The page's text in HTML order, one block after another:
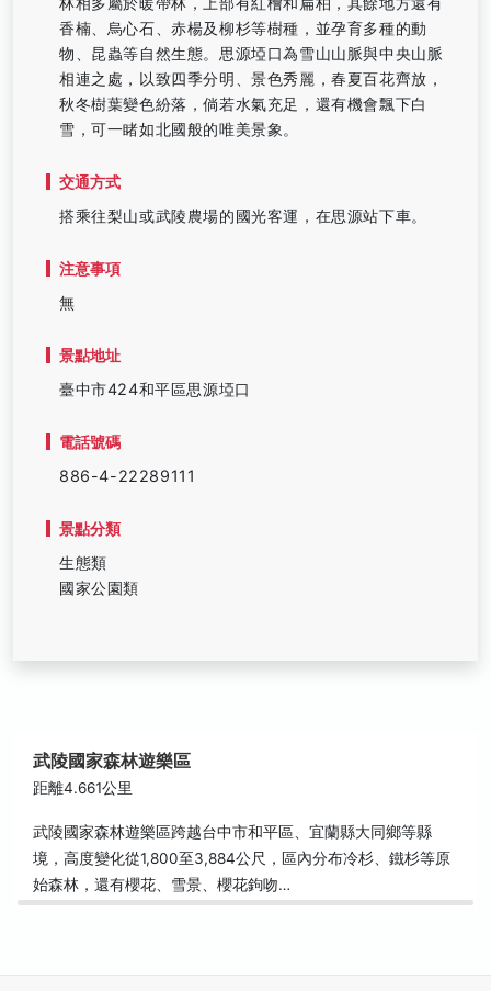
香楠、烏心石、赤楊及柳杉等樹種，並孕育多種的動
物、昆蟲等自然生態。思源埡口為雪山山脈與中央山脈
相連之處，以致四季分明、景色秀麗，春夏百花齊放，
秋冬樹葉變色紛落，倘若水氣充足，還有機會飄下白
雪，可一睹如北國般的唯美景象。
交通方式
搭乘往梨山或武陵農場的國光客運，在思源站下車。
注意事項
無
景點地址
臺中市424和平區思源埡口
電話號碼
886-4-22289111
景點分類
生態類
國家公園類
武陵國家森林遊樂區
距離4.661公里
武陵國家森林遊樂區跨越台中市和平區、宜蘭縣大同鄉等縣
境，高度變化從1,800至3,884公尺，區內分布冷杉、鐵杉等原
始森林，還有櫻花、雪景、櫻花鉤吻…